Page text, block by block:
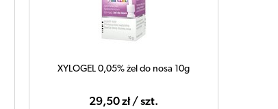
XYLOGEL 0,05% żel do nosa 10g
29,50 zł / szt.